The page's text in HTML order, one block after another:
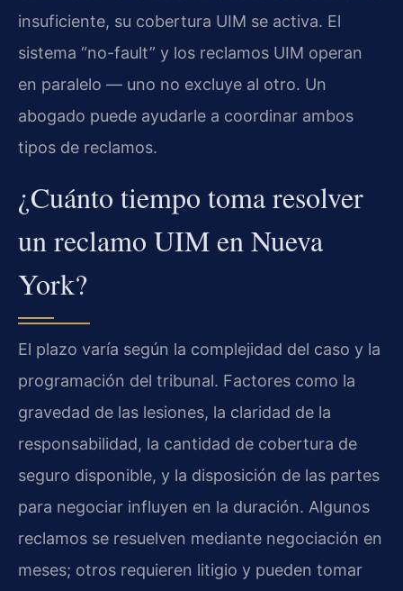
insuficiente, su cobertura UIM se activa. El
sistema “no-fault” y los reclamos UIM operan
en paralelo — uno no excluye al otro. Un
abogado puede ayudarle a coordinar ambos
tipos de reclamos.
¿Cuánto tiempo toma resolver
un reclamo UIM en Nueva
York?
El plazo varía según la complejidad del caso y la
programación del tribunal. Factores como la
gravedad de las lesiones, la claridad de la
responsabilidad, la cantidad de cobertura de
seguro disponible, y la disposición de las partes
para negociar influyen en la duración. Algunos
reclamos se resuelven mediante negociación en
meses; otros requieren litigio y pueden tomar